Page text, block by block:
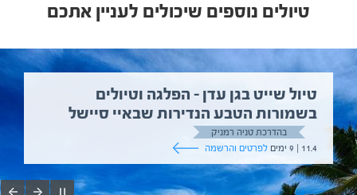
טיולים נוספים שיכולים לעניין אתכם
טיול שייט בגן עדן – הפלגה וטיולים
בשמורות הטבע הנדירות שבאיי סיישל
בהדרכת טניה רמניק
11.4 | 9 ימים
לפרטים והרשמה